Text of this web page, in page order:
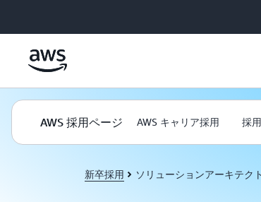
新卒採用 ソリューションアーキテク
AWS 採用ページ AWS キャリア採用 採